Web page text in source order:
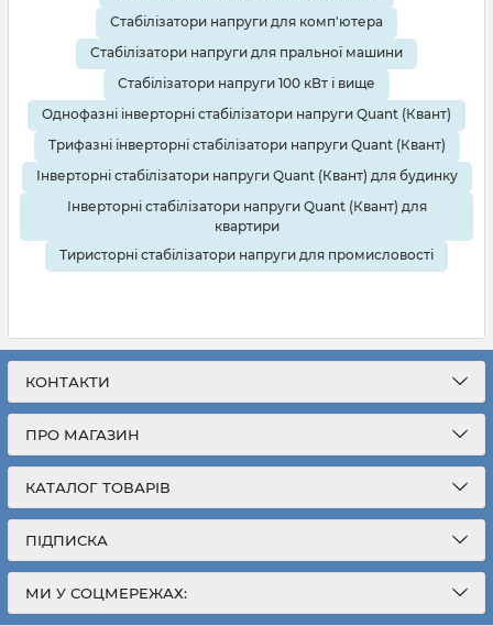
Стабілізатори напруги для комп'ютера
Стабілізатори напруги для пральної машини
Стабілізатори напруги 100 кВт і вище
Однофазні інверторні стабілізатори напруги Quant (Квант)
Трифазні інверторні стабілізатори напруги Quant (Квант)
Інверторні стабілізатори напруги Quant (Квант) для будинку
Інверторні стабілізатори напруги Quant (Квант) для
квартири
Тиристорні стабілізатори напруги для промисловості
КОНТАКТИ
ПРО МАГАЗИН
КАТАЛОГ ТОВАРІВ
ПІДПИСКА
МИ У СОЦМЕРЕЖАХ: